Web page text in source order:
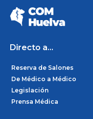
e
b
o
o
a
g
r i
Directo a...
Reserva de Salones
De Médico a Médico
Legislación
Prensa Médica